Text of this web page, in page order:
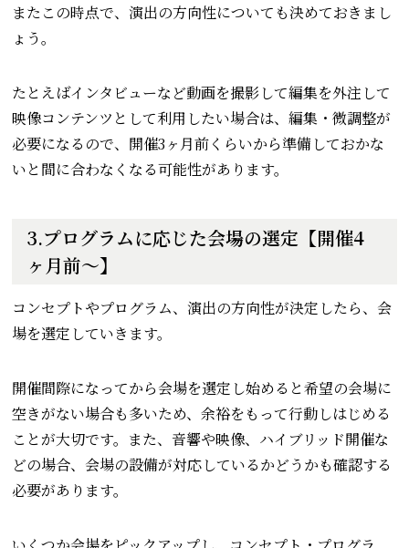
またこの時点で、演出の方向性についても決めておきまし
ょう。
たとえばインタビューなど動画を撮影して編集を外注して
映像コンテンツとして利用したい場合は、編集・微調整が
必要になるので、開催3ヶ月前くらいから準備しておかな
いと間に合わなくなる可能性があります。
3.プログラムに応じた会場の選定【開催4
ヶ月前～】
コンセプトやプログラム、演出の方向性が決定したら、会
場を選定していきます。
開催間際になってから会場を選定し始めると希望の会場に
空きがない場合も多いため、余裕をもって行動しはじめる
ことが大切です。また、音響や映像、ハイブリッド開催な
どの場合、会場の設備が対応しているかどうかも確認する
必要があります。